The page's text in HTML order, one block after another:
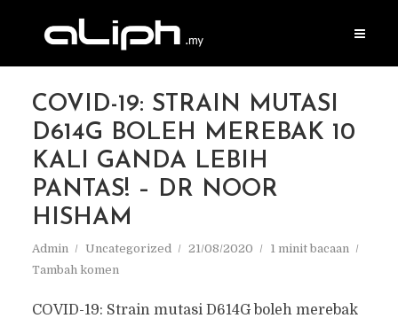
COVID-19: STRAIN MUTASI
D614G BOLEH MEREBAK 10
KALI GANDA LEBIH
PANTAS! – DR NOOR
HISHAM
Admin Uncategorized 21/08/2020
1 minit bacaan
Tambah komen
COVID-19: Strain mutasi D614G boleh merebak